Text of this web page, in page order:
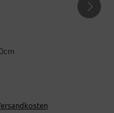
Preis: